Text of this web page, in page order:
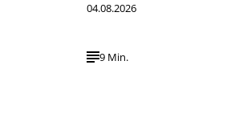
04.08.2026
9 Min.